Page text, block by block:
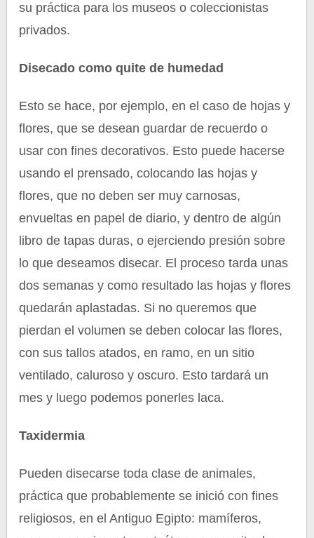
su práctica para los museos o coleccionistas
privados.
Disecado como quite de humedad
Esto se hace, por ejemplo, en el caso de hojas y
flores, que se desean guardar de recuerdo o
usar con fines decorativos. Esto puede hacerse
usando el prensado, colocando las hojas y
flores, que no deben ser muy carnosas,
envueltas en papel de diario, y dentro de algún
libro de tapas duras, o ejerciendo presión sobre
lo que deseamos disecar. El proceso tarda unas
dos semanas y como resultado las hojas y flores
quedarán aplastadas. Si no queremos que
pierdan el volumen se deben colocar las flores,
con sus tallos atados, en ramo, en un sitio
ventilado, caluroso y oscuro. Esto tardará un
mes y luego podemos ponerles laca.
Taxidermia
Pueden disecarse toda clase de animales,
práctica que probablemente se inició con fines
religiosos, en el Antiguo Egipto: mamíferos,